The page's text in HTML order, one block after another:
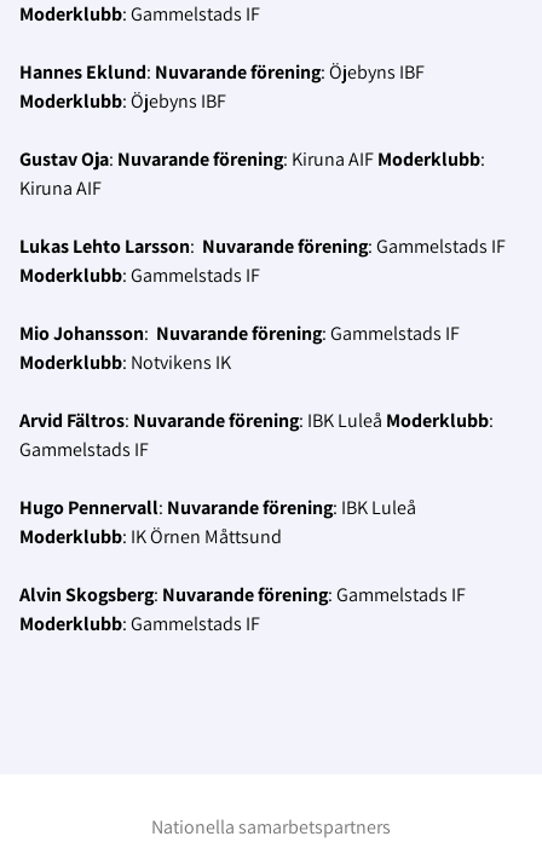
Moderklubb: Gammelstads IF
Hannes Eklund: Nuvarande förening: Öjebyns IBF
Moderklubb: Öjebyns IBF
Gustav Oja: Nuvarande förening: Kiruna AIFModerklubb:
Kiruna AIF
Lukas Lehto Larsson: Nuvarande förening: Gammelstads IF
Moderklubb: Gammelstads IF
Mio Johansson: Nuvarande förening: Gammelstads IF
Moderklubb: Notvikens IK
Arvid Fältros: Nuvarande förening: IBK Luleå Moderklubb:
Gammelstads IF
Hugo Pennervall: Nuvarande förening: IBK Luleå
Moderklubb: IK Örnen Måttsund
Alvin Skogsberg: Nuvarande förening: Gammelstads IF
Moderklubb: Gammelstads IF
Nationella samarbetspartners